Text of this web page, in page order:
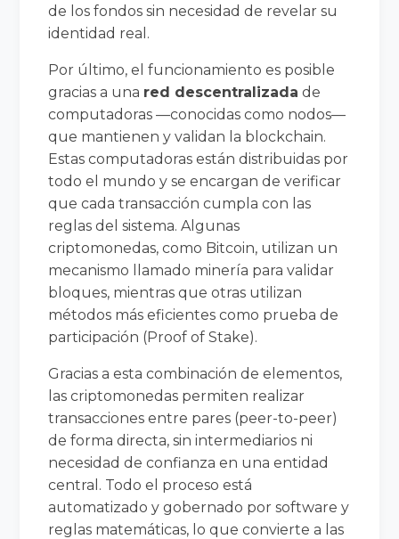
de los fondos sin necesidad de revelar su
identidad real.
Por último, el funcionamiento es posible
gracias a una red descentralizada de
computadoras —conocidas como nodos—
que mantienen y validan la blockchain.
Estas computadoras están distribuidas por
todo el mundo y se encargan de verificar
que cada transacción cumpla con las
reglas del sistema. Algunas
criptomonedas, como Bitcoin, utilizan un
mecanismo llamado minería para validar
bloques, mientras que otras utilizan
métodos más eficientes como prueba de
participación (Proof of Stake).
Gracias a esta combinación de elementos,
las criptomonedas permiten realizar
transacciones entre pares (peer-to-peer)
de forma directa, sin intermediarios ni
necesidad de confianza en una entidad
central. Todo el proceso está
automatizado y gobernado por software y
reglas matemáticas, lo que convierte a las